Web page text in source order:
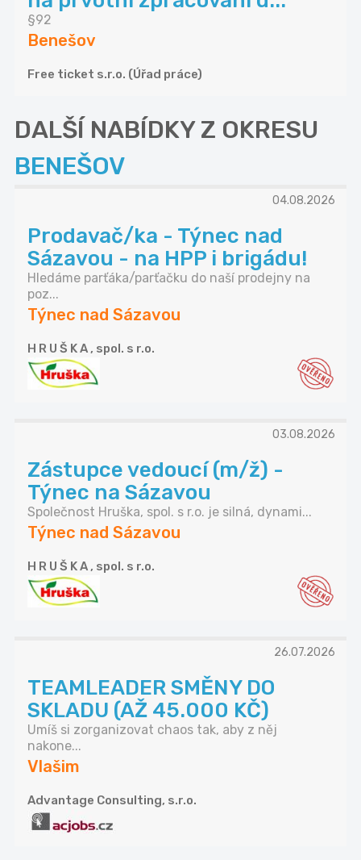
§92
Benešov
Free ticket s.r.o. (Úřad práce)
DALŠÍ NABÍDKY Z OKRESU
BENEŠOV
04.08.2026
Prodavač/ka - Týnec nad
Sázavou - na HPP i brigádu!
Hledáme parťáka/parťačku do naší prodejny na
poz...
Týnec nad Sázavou
H R U Š K A , spol. s r.o.
03.08.2026
Zástupce vedoucí (m/ž) -
Týnec na Sázavou
Společnost Hruška, spol. s r.o. je silná, dynami...
Týnec nad Sázavou
H R U Š K A , spol. s r.o.
26.07.2026
TEAMLEADER SMĚNY DO
SKLADU (AŽ 45.000 KČ)
Umíš si zorganizovat chaos tak, aby z něj
nakone...
Vlašim
Advantage Consulting, s.r.o.